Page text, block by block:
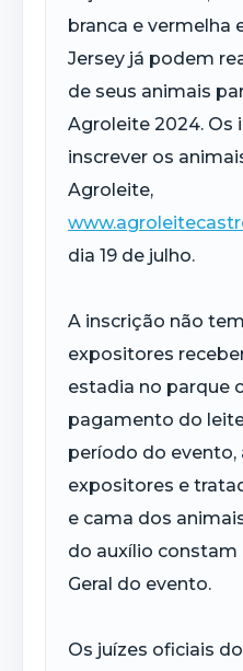
branca e vermelha
Jersey já podem
de seus animais
Agroleite 2024. Os
inscrever os
Agroleite,
dia 19 de julho.
A inscrição não
expositores
estadia no parque
pagamento do
período do
expositores e
e cama dos
do auxílio
Geral do evento.
Os juízes oficiais